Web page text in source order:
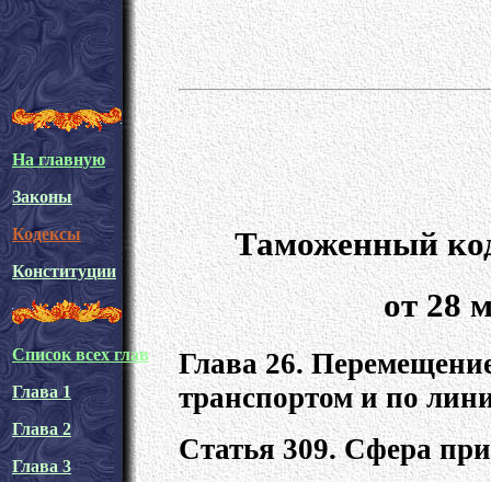
На главную
Законы
Кодексы
Конституции
Список всех глав
Глава 1
Глава 2
Глава 3
Таможенный
от 28
Глава 26.
транспортом и по
Статья 309. Сфера